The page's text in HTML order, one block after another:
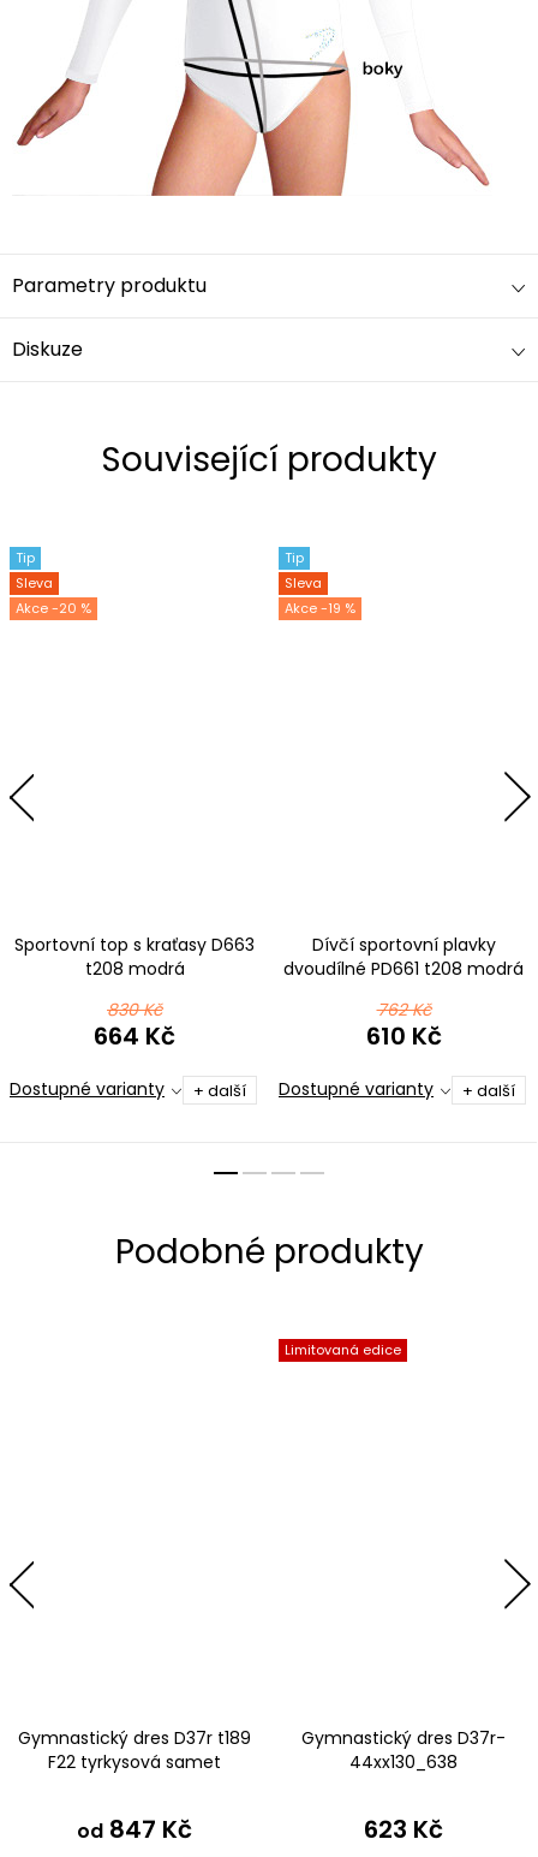
Parametry produktu
Diskuze
Související produkty
Tip
Sleva
-20 %
Sportovní top s kraťasy D663
t208 modrá
830 Kč
664 Kč
Dostupné varianty + další
Tip
Sleva
-19 %
Dívčí sportovní plavky
dvoudílné PD661 t208 modrá
762 Kč
610 Kč
Dostupné varianty + další
Gymnastický dres D37r t189
F22 tyrkysová samet
od 847 Kč
Limitovaná edice
Gymnastický dres D37r-
44xx130_638
623 Kč